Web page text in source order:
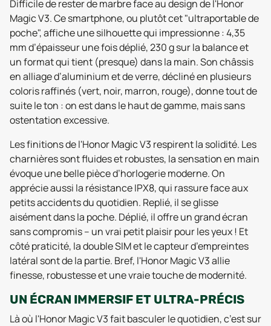
Difficile de rester de marbre face au design de l'Honor
Magic V3. Ce smartphone, ou plutôt cet "ultraportable de
poche", affiche une silhouette qui impressionne : 4,35
mm d’épaisseur une fois déplié, 230 g sur la balance et
un format qui tient (presque) dans la main. Son châssis
en alliage d’aluminium et de verre, décliné en plusieurs
coloris raffinés (vert, noir, marron, rouge), donne tout de
suite le ton : on est dans le haut de gamme, mais sans
ostentation excessive.
Les finitions de l'Honor Magic V3 respirent la solidité. Les
charnières sont fluides et robustes, la sensation en main
évoque une belle pièce d’horlogerie moderne. On
apprécie aussi la résistance IPX8, qui rassure face aux
petits accidents du quotidien. Replié, il se glisse
aisément dans la poche. Déplié, il offre un grand écran
sans compromis – un vrai petit plaisir pour les yeux ! Et
côté praticité, la double SIM et le capteur d’empreintes
latéral sont de la partie. Bref, l'Honor Magic V3 allie
finesse, robustesse et une vraie touche de modernité.
UN ÉCRAN IMMERSIF ET ULTRA-PRÉCIS
Là où l'Honor Magic V3 fait basculer le quotidien, c’est sur